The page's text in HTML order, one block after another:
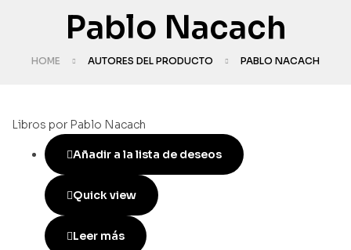
Pablo Nacach
HOME AUTORES DEL PRODUCTO PABLO NACACH
Libros por Pablo Nacach
Añadir a la lista de deseos
Quick view
Leer más